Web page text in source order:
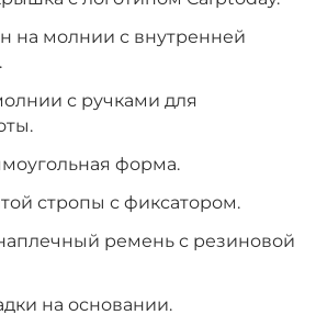
на молнии с внутренней
с ручками для
форма.
стропы с фиксатором.
ремень с резиновой
на основании.